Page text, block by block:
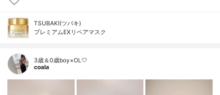
TSUBAKI(ツバキ)
プレミアムEXリペアマスク
3歳＆0歳boy×OL🤍
coala